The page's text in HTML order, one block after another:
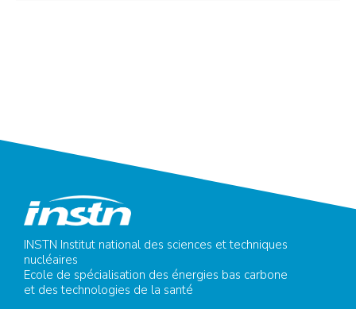
INSTN Institut national des sciences et techniques
nucléaires
Ecole de spécialisation des énergies bas carbone
et des technologies de la santé